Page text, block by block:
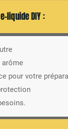
liquide DIY :
arôme
pour votre